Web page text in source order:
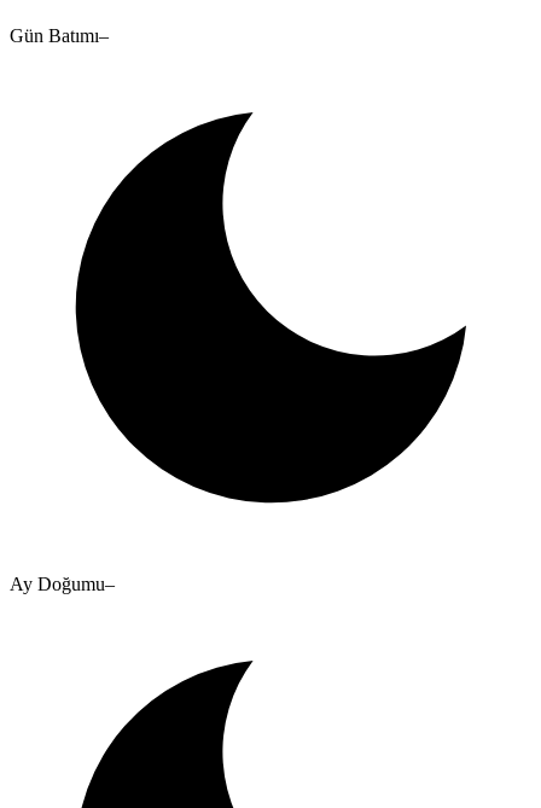
Gün Batımı–
Ay Doğumu–